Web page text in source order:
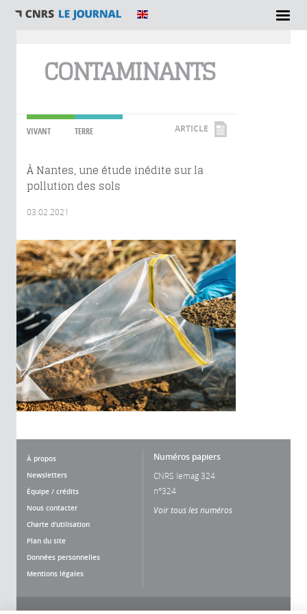
CONTAMINANTS
VIVANT TERRE ARTICLE
À Nantes, une étude inédite sur la
pollution des sols
03.02.2021
À propos
Newsletters
Équipe / crédits
Nous contacter
Charte d'utilisation
Plan du site
Données personnelles
Mentions légales
Numéros papiers
CNRS lemag 324
n°324
Voir tous les numéros